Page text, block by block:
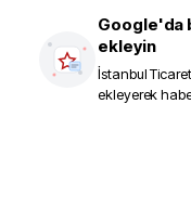
Google'da
ekleyin
İstanbul
ekleyerek